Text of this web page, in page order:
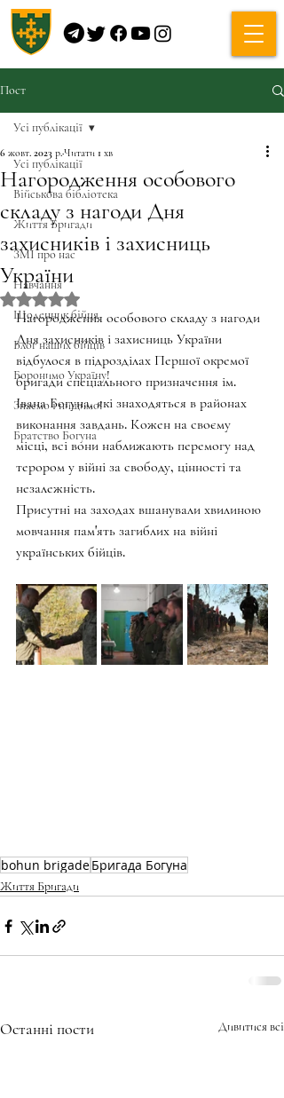
Пост
Усі публікації
Військова бібліотека
Життя Бригади
ЗМІ про нас
Навчання
Щоденник бійця
Блог наших бійців
Боронимо Україну!
Знаємо і нищимо!
Братство Богуна
Усі публікації
Нагородження особового
складу з нагоди Дня
захисників і захисниць
України
6 жовт. 2023 р.Читати 1 хв
Оцінка: NaN з 5 зірок.
Нагородження особового складу з нагоди
Дня захисників і захисниць України
відбулося в підрозділах Першої окремої
бригади спеціального призначення ім.
Івана Богуна, які знаходяться в районах
виконання завдань. Кожен на своєму
місці, всі вони наближають перемогу над
терором у війні за свободу, цінності та
незалежність.
Присутні на заходах вшанували хвилиною
мовчання пам'ять загиблих на війні
українських бійців.
bohun brigadeБригада Богуна
Життя Бригади
Останні пости Дивитися всі